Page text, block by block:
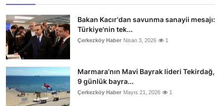
Bakan Kacır'dan savunma sanayii mesajı:
Türkiye'nin tek...
Çerkezköy Haber Nisan 3, 2026 1
Marmara’nın Mavi Bayrak lideri Tekirdağ,
9 günlük bayra...
Çerkezköy Haber Mayıs 21, 2026 1